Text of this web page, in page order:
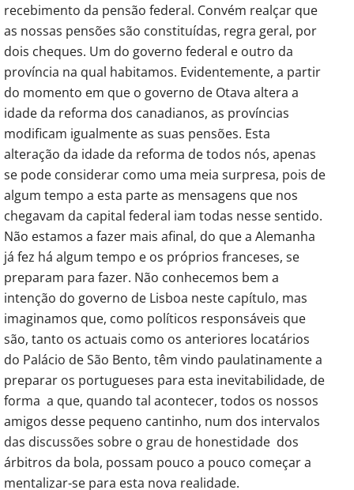
recebimento da pensão federal. Convém realçar que
as nossas pensões são constituídas, regra geral, por
dois cheques. Um do governo federal e outro da
província na qual habitamos. Evidentemente, a partir
do momento em que o governo de Otava altera a
idade da reforma dos canadianos, as províncias
modificam igualmente as suas pensões. Esta
alteração da idade da reforma de todos nós, apenas
se pode considerar como uma meia surpresa, pois de
algum tempo a esta parte as mensagens que nos
chegavam da capital federal iam todas nesse sentido.
Não estamos a fazer mais afinal, do que a Alemanha
já fez há algum tempo e os próprios franceses, se
preparam para fazer. Não conhecemos bem a
intenção do governo de Lisboa neste capítulo, mas
imaginamos que, como políticos responsáveis que
são, tanto os actuais como os anteriores locatários
do Palácio de São Bento, têm vindo paulatinamente a
preparar os portugueses para esta inevitabilidade, de
forma a que, quando tal acontecer, todos os nossos
amigos desse pequeno cantinho, num dos intervalos
das discussões sobre o grau de honestidade dos
árbitros da bola, possam pouco a pouco começar a
mentalizar-se para esta nova realidade.